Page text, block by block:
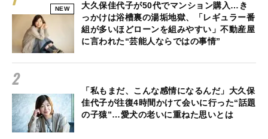
NEW
大久保佳代子が50代でマンション購入…き
っかけは浴槽裏の湯垢地獄、「レギュラー番
組が多いほどローンを組みやすい」不動産屋
に言われた“芸能人ならではの事情”
「私もまだ、こんな感情になるんだ」大久保
佳代子が往復4時間かけて会いに行った“話題
の子猿”…愛犬の老いに重ねた思いとは